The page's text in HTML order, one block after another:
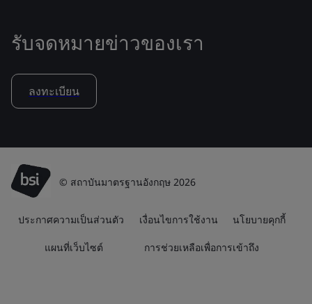
รับจดหมายข่าวของเรา
ลงทะเบียน
© สถาบันมาตรฐานอังกฤษ 2026
ประกาศความเป็นส่วนตัว เงื่อนไขการใช้งาน นโยบายคุกกี้
แผนที่เว็บไซต์ การช่วยเหลือเพื่อการเข้าถึง